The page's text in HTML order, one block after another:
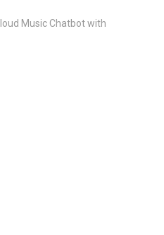
Music Chatbot with